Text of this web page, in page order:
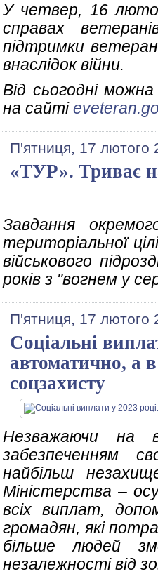
У четвер, 16
справах
підтримки
внаслідок війни.
Від сьогодні
на сайті
П'ятниця, 17 лютого
«ТУР». Триває
Завдання
територіальної
військового
років з "вогнем у
П'ятниця, 17 лютого
Соціальні
автоматично, а
соцзахисту
Незважаючи на
забезпеченням
найбільш
Міністерства–
всіх виплат,
громадян, які
більше людей
незалежності від